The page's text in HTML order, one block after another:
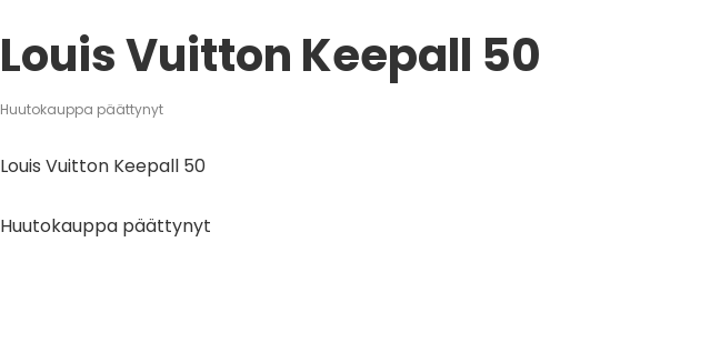
Louis Vuitton Keepall 50
Huutokauppa päättynyt
Louis Vuitton Keepall 50
Huutokauppa päättynyt